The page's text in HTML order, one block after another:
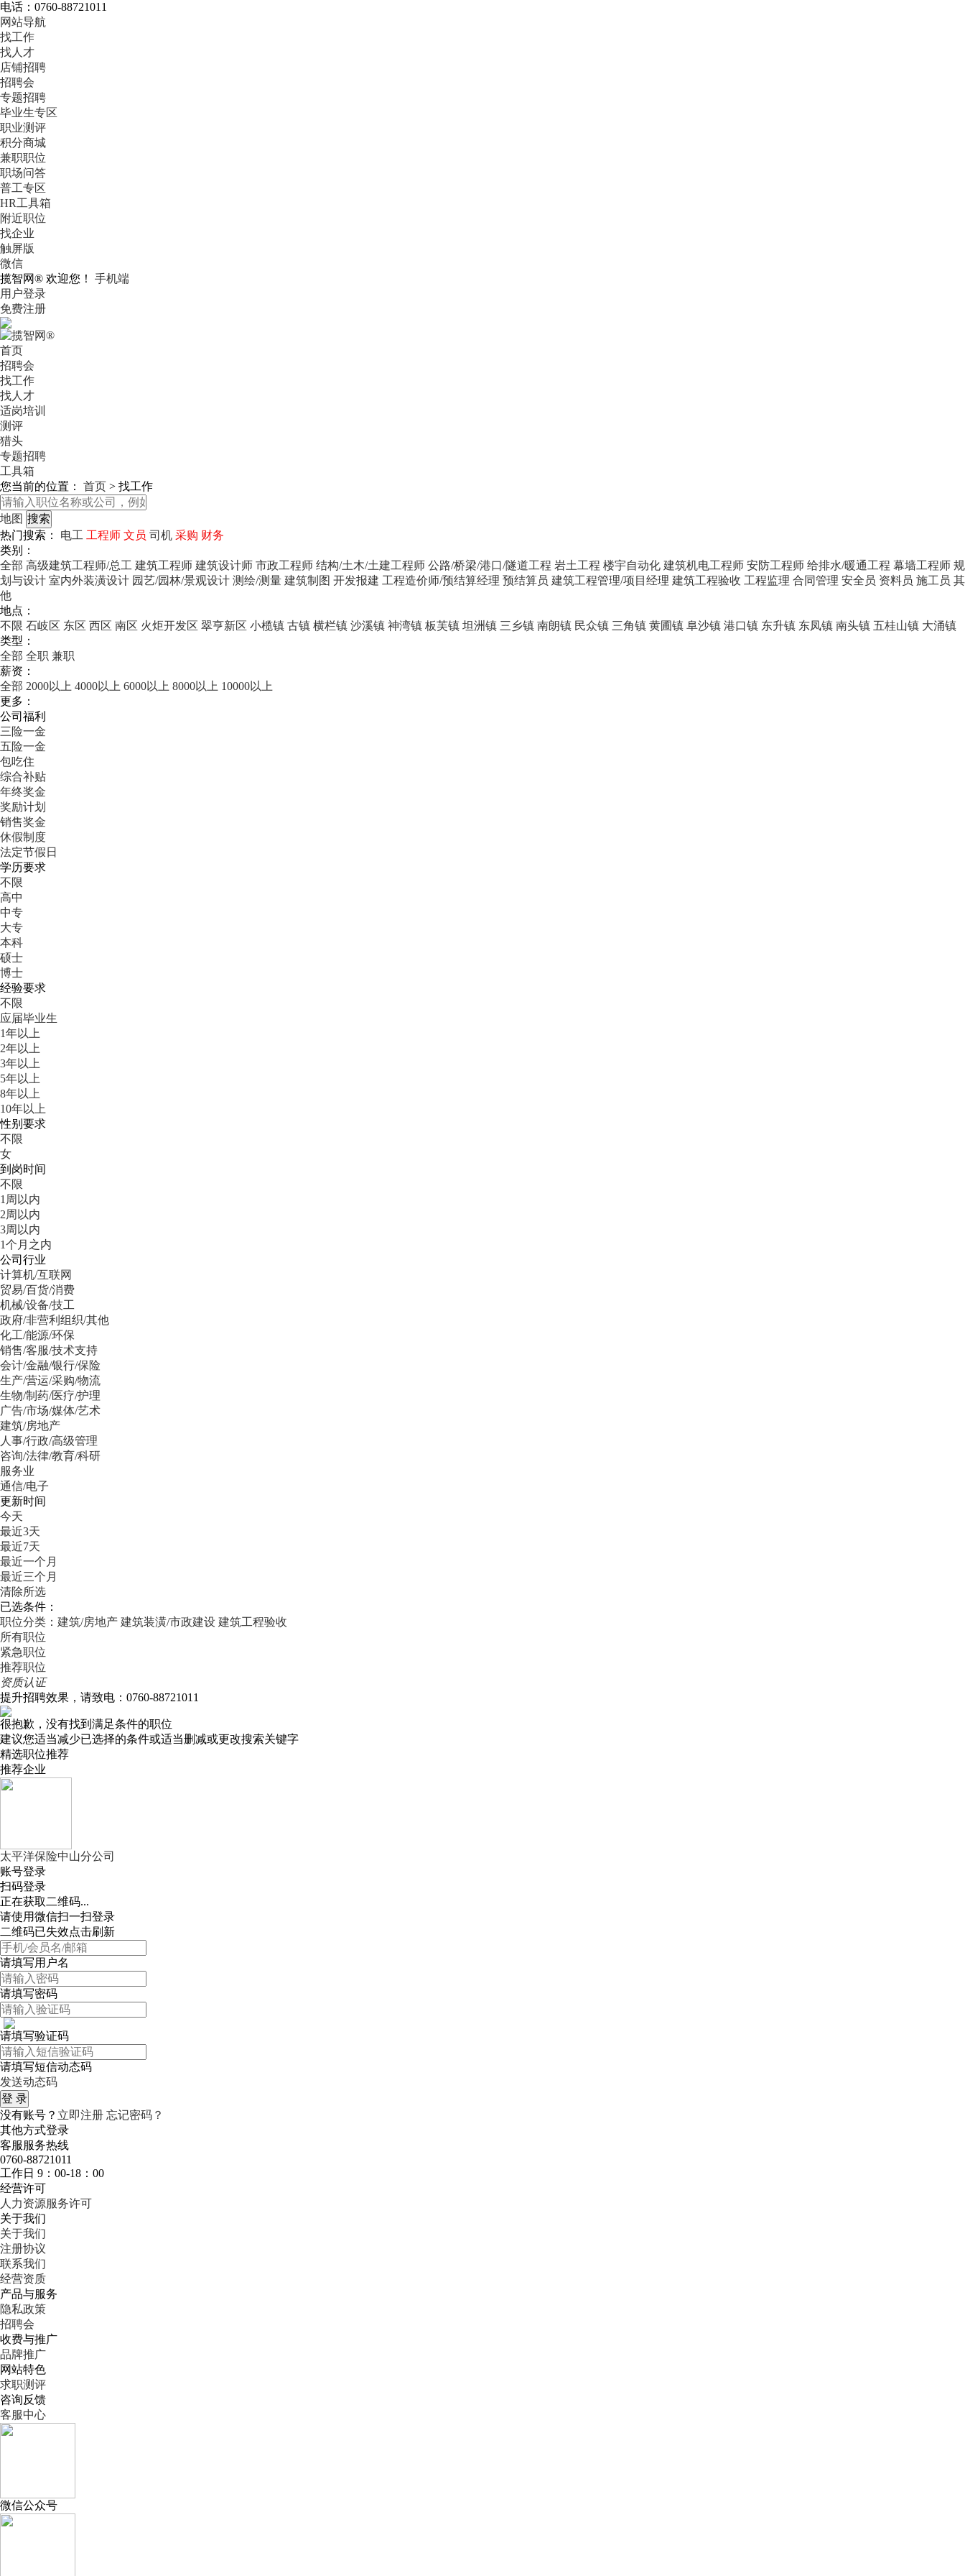
电话：0760-88721011
网站导航
找工作
找人才
店铺招聘
招聘会
专题招聘
毕业生专区
职业测评
积分商城
兼职职位
职场问答
普工专区
HR工具箱
附近职位
找企业
触屏版
微信
揽智网® 欢迎您！
手机端
用户登录
免费注册
首页
招聘会
找工作
找人才
适岗培训
测评
猎头
专题招聘
工具箱
您当前的位置： 首页 > 找工作
地图
热门搜索： 电工 工程师 文员 司机 采购 财务
类别：
全部 高级建筑工程师/总工 建筑工程师 建筑设计师 市政工程师 结构/土木/土建工程师 公路/桥梁/港口/隧道工程 岩土工程 楼宇自动化 建筑机电工程师 安防工程师 给排水/暖通工程 幕墙工程师 规
划与设计 室内外装潢设计 园艺/园林/景观设计 测绘/测量 建筑制图 开发报建 工程造价师/预结算经理 预结算员 建筑工程管理/项目经理 建筑工程验收 工程监理 合同管理 安全员 资料员 施工员 其
他
地点：
不限 石岐区 东区 西区 南区 火炬开发区 翠亨新区 小榄镇 古镇 横栏镇 沙溪镇 神湾镇 板芙镇 坦洲镇 三乡镇 南朗镇 民众镇 三角镇 黄圃镇 阜沙镇 港口镇 东升镇 东凤镇 南头镇 五桂山镇 大涌镇
类型：
全部 全职 兼职
薪资：
全部 2000以上 4000以上 6000以上 8000以上 10000以上
更多：
公司福利
三险一金
五险一金
包吃住
综合补贴
年终奖金
奖励计划
销售奖金
休假制度
法定节假日
学历要求
不限
高中
中专
大专
本科
硕士
博士
经验要求
不限
应届毕业生
1年以上
2年以上
3年以上
5年以上
8年以上
10年以上
性别要求
不限
女
到岗时间
不限
1周以内
2周以内
3周以内
1个月之内
公司行业
计算机/互联网
贸易/百货/消费
机械/设备/技工
政府/非营利组织/其他
化工/能源/环保
销售/客服/技术支持
会计/金融/银行/保险
生产/营运/采购/物流
生物/制药/医疗/护理
广告/市场/媒体/艺术
建筑/房地产
人事/行政/高级管理
咨询/法律/教育/科研
服务业
通信/电子
更新时间
今天
最近3天
最近7天
最近一个月
最近三个月
清除所选
已选条件：
职位分类：建筑/房地产 建筑装潢/市政建设 建筑工程验收
所有职位
紧急职位
推荐职位
资质认证
提升招聘效果，请致电：0760-88721011
很抱歉，没有找到满足条件的职位
建议您适当减少已选择的条件或适当删减或更改搜索关键字
精选职位推荐
推荐企业
太平洋保险中山分公司
账号登录
扫码登录
正在获取二维码...
请使用微信扫一扫登录
二维码已失效点击刷新
请填写用户名
请填写密码
请填写验证码
请填写短信动态码
发送动态码
没有账号？ 立即注册 忘记密码？
其他方式登录
客服服务热线
0760-88721011
工作日 9：00-18：00
经营许可
人力资源服务许可
关于我们
关于我们
注册协议
联系我们
经营资质
产品与服务
隐私政策
招聘会
收费与推广
品牌推广
网站特色
求职测评
咨询反馈
客服中心
微信公众号